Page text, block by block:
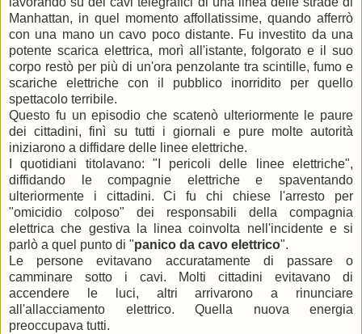
Manhattan, in quel momento affollatissime, quando afferrò
con una mano un cavo poco distante. Fu investito da una
potente scarica elettrica, morì all'istante, folgorato e il suo
corpo restò per più di un'ora penzolante tra scintille, fumo e
scariche elettriche con il pubblico inorridito per quello
spettacolo terribile.
Questo fu un episodio che scatenò ulteriormente le paure
dei cittadini, finì su tutti i giornali e pure molte autorità
iniziarono a diffidare delle linee elettriche.
I quotidiani titolavano: "I pericoli delle linee elettriche",
diffidando le compagnie elettriche e spaventando
ulteriormente i cittadini. Ci fu chi chiese l'arresto per
"omicidio colposo" dei responsabili della compagnia
elettrica che gestiva la linea coinvolta nell'incidente e si
parlò a quel punto di "panico da cavo elettrico".
Le persone evitavano accuratamente di passare o
camminare sotto i cavi. Molti cittadini evitavano di
accendere le luci, altri arrivarono a rinunciare
all'allacciamento elettrico. Quella nuova energia
preoccupava tutti.